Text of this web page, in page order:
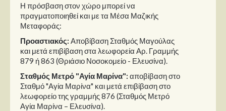
Η πρόσβαση στον χώρο μπορεί να
πραγματοποιηθεί και με τα Μέσα Μαζικής
Μεταφοράς:
Προαστιακός: Αποβίβαση Σταθμός Μαγούλας
και μετά επιβίβαση στα λεωφορεία Αρ. Γραμμής
879 ή 863 (Θριάσιο Νοσοκομείο - Ελευσίνα).
Σταθμός Μετρό "Αγία Μαρίνα": αποβίβαση στο
Σταθμό "Αγία Μαρίνα" και μετά επιβίβαση στο
λεωφορείο της γραμμής 876 (Σταθμός Μετρό
Αγία Μαρίνα – Ελευσίνα).